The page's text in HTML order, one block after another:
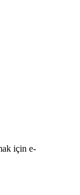
için e-